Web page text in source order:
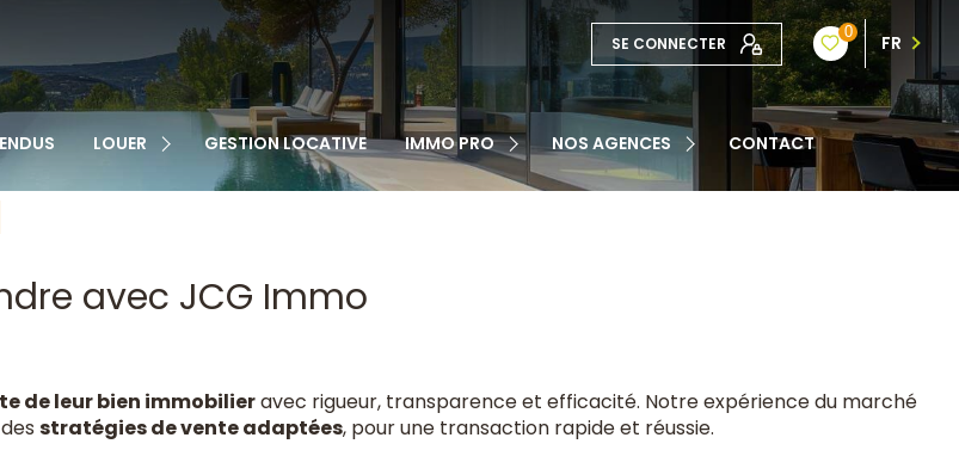
SE CONNECTER
0 FR
LOUER
APPARTEMENTS
MAISONS
AUTRE
GESTION LOCATIVE IMMO PRO
VENTE
LOCATION
NOS AGENCES
NOTRE ÉQUIPE
CONTACT
avec JCG Immo
de leur bien immobilieravec rigueur, transparence et efficacité. Notre expérience du marché
stratégies de vente adaptées, pour une transaction rapide et réussie.